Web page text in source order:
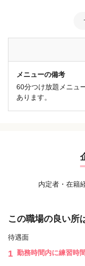
メニューの備考
60分つけ放題メニュ
あります。
内定者・在籍
この職場の良い所
待遇面
1 勤務時間内に練習時